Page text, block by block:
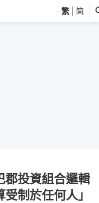
繁 简
郡投資組合邏
受制於任何人」